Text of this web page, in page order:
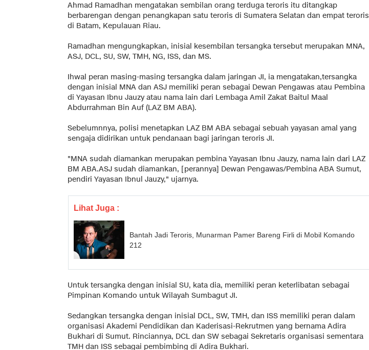
Ahmad Ramadhan mengatakan sembilan orang terduga teroris itu ditangkap
berbarengan dengan penangkapan satu teroris di Sumatera Selatan dan empat teroris
di Batam, Kepulauan Riau.
Ramadhan mengungkapkan, inisial kesembilan tersangka tersebut merupakan MNA,
ASJ, DCL, SU, SW, TMH, NG, ISS, dan MS.
Ihwal peran masing-masing tersangka dalam jaringan JI, ia mengatakan,tersangka
dengan inisial MNA dan ASJ memiliki peran sebagai Dewan Pengawas atau Pembina
di Yayasan Ibnu Jauzy atau nama lain dari Lembaga Amil Zakat Baitul Maal
Abdurrahman Bin Auf (LAZ BM ABA).
Sebelumnnya, polisi menetapkan LAZ BM ABA sebagai sebuah yayasan amal yang
sengaja didirikan untuk pendanaan bagi jaringan teroris JI.
"MNA sudah diamankan merupakan pembina Yayasan Ibnu Jauzy, nama lain dari LAZ
BM ABA.ASJ sudah diamankan, [perannya] Dewan Pengawas/Pembina ABA Sumut,
pendiri Yayasan Ibnul Jauzy," ujarnya.
Lihat Juga :
Bantah Jadi Teroris, Munarman Pamer Bareng Firli di Mobil Komando
212
Untuk tersangka dengan inisial SU, kata dia, memiliki peran keterlibatan sebagai
Pimpinan Komando untuk Wilayah Sumbagut JI.
Sedangkan tersangka dengan inisial DCL, SW, TMH, dan ISS memiliki peran dalam
organisasi Akademi Pendidikan dan Kaderisasi-Rekrutmen yang bernama Adira
Bukhari di Sumut. Rinciannya, DCL dan SW sebagai Sekretaris organisasi sementara
TMH dan ISS sebagai pembimbing di Adira Bukhari.